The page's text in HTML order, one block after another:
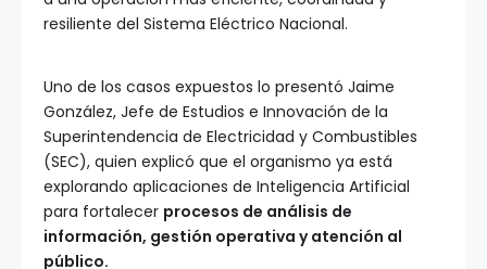
resiliente del Sistema Eléctrico Nacional.
Uno de los casos expuestos lo presentó Jaime
González, Jefe de Estudios e Innovación de la
Superintendencia de Electricidad y Combustibles
(SEC), quien explicó que el organismo ya está
explorando aplicaciones de Inteligencia Artificial
para fortalecer procesos de análisis de
información, gestión operativa y atención al
público.